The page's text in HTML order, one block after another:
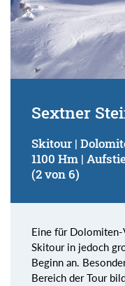
Sextner
Skitour |
1100 Hm |
(2 von 6)
Eine für
Skitour in jedoch
Beginn an.
Bereich der Tour